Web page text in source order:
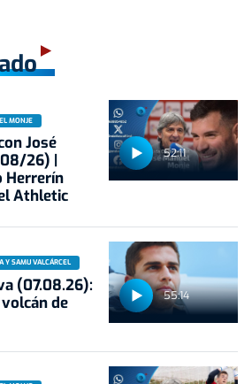
52:11
MONJE
José
26) |
Herrerín
Athletic
55:14
Y SAMU VALCÁRCEL
(07.08.26):
de